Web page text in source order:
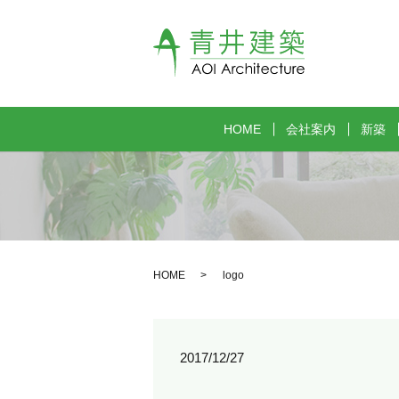
HOME 会社案内 新築
HOME logo
2017/12/27